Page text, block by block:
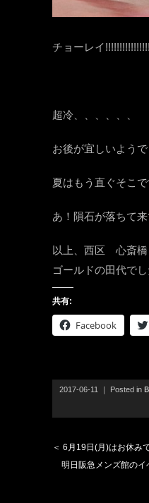
チョーレイ
超冷、、、、、、
お後が宜しいよう
夏はもう直ぐそこ
あ！隕石が落ちて
以上、西区 心斎
ゴールドの田代で
共有:
Facebook
2017-06-11 ｜ Posted in
＜ 6月19日(月)はお休み
明日阪急メンズ館のイ